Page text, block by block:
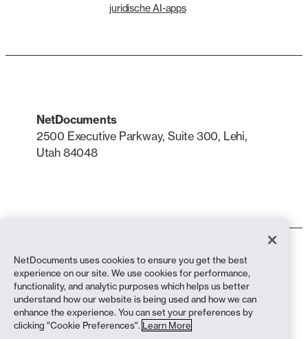
juridische AI-apps
NetDocuments
2500 Executive Parkway, Suite 300, Lehi,
Utah 84048
Privacybeleid
Privacybeleid (inwoners van Californië)
Verklaring tegen slavernij
Cookiebeleid
Naleving
NetDocuments uses cookies to ensure you get the best
experience on our site. We use cookies for performance,
functionality, and analytic purposes which helps us better
understand how our website is being used and how we can
enhance the experience. You can set your preferences by
clicking "Cookie Preferences". Learn More